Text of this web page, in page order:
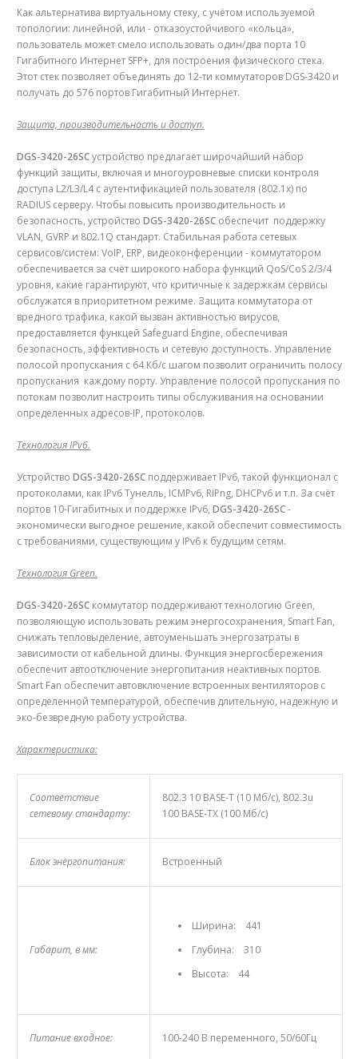
Как альтернатива виртуальному стеку, с учётом используемой
топологии: линейной, или - отказоустойчивого «кольца»,
пользователь может смело использовать один/два порта 10
Гигабитного Интернет SFP+, для построения физического стека.
Этот стек позволяет объединять до 12-ти коммутаторов DGS-3420 и
получать до 576 портов Гигабитный Интернет.
Защита, производительность и доступ.
DGS-3420-26SCустройство предлагает широчайший набор
функций защиты, включая и многоуровневые списки контроля
доступа L2/L3/L4 с аутентификацией пользователя (802.1x) по
RADIUS серверу. Чтобы повысить производительность и
безопасность, устройство DGS-3420-26SC обеспечит поддержку
VLAN, GVRP и 802.1Q стандарт. Стабильная работа сетевых
сервисов/систем: VoIP, ERP, видеоконференции - коммутатором
обеспечивается за счёт широкого набора функций QoS/CoS 2/3/4
уровня, какие гарантируют, что критичные к задержкам сервисы
обслужатся в приоритетном режиме. Защита коммутатора от
вредного трафика, какой вызван активностью вирусов,
предоставляется функцей Safeguard Engine, обеспечивая
безопасность, эффективность и сетевую доступность. Управление
полосой пропускания с 64 Кб/с шагом позволит ограничить полосу
пропускания каждому порту. Управление полосой пропускания по
потокам позволит настроить типы обслуживания на основании
определенных адресов-IP, протоколов.
Технология IPv6.
Устройство DGS-3420-26SC поддерживает IPv6, такой функционал с
протоколами, как IPv6 Tунелль, ICMPv6, RIPng, DHCPv6 и т.п. За счёт
портов 10-Гигабитных и поддержке IPv6, DGS-3420-26SC-
экономически выгодное решение, какой обеспечит совместимость
с требованиями, существующим у IPv6 к будущим сетям.
Технология Green.
DGS-3420-26SC коммутатор поддерживают технологию Green,
позволяющую использовать режим энергосохранения, Smart Fan,
снижать тепловыделение, автоуменьшать энергозатраты в
зависимости от кабельной длины. Функция энергосбережения
обеспечит автоотключение энергопитания неактивных портов.
Smart Fan обеспечит автовключение встроенных вентиляторов с
определенной температурой, обеспечив длительную, надежную и
эко-безвредную работу устройства.
Характеристика:
Соответствие
сетевому стандарту:
802.3 10 BASE-T (10 Мб/с), 802.3u
100 BASE-TX (100 Мб/с)
Блок энергопитания: Встроенный
Габарит, в мм:
Ширина: 441
Глубина: 310
Высота: 44
Питание входное: 100-240 В переменного, 50/60Гц